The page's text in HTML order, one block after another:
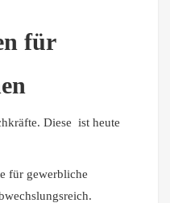
für
Diese ist heute
für gewerbliche